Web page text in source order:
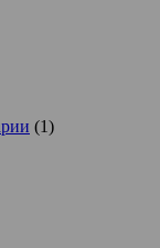
(1)